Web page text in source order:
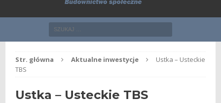
Str. główna Aktualne inwestycje
Ustka – Usteckie
TBS
Ustka – Usteckie TBS